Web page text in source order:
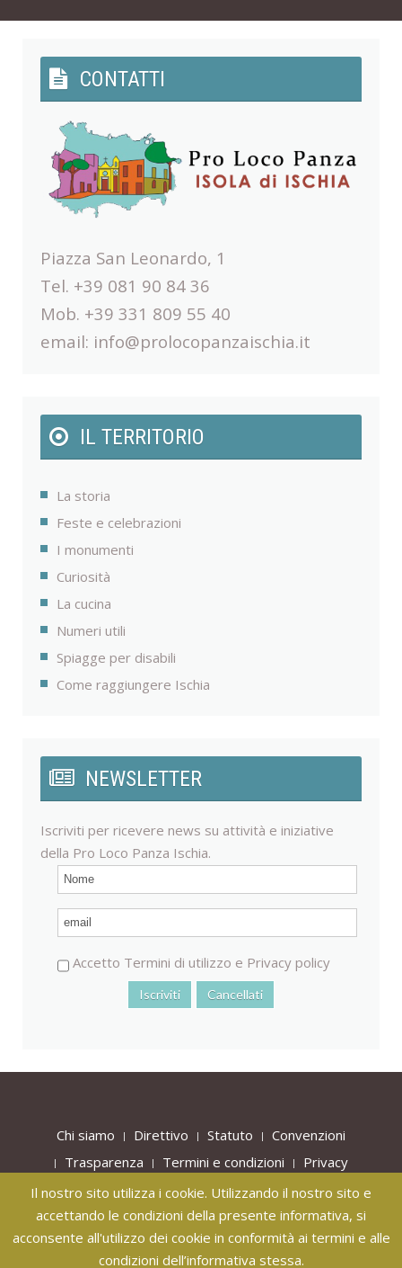
CONTATTI
Piazza San Leonardo, 1
Tel. +39 081 90 84 36
Mob. +39 331 809 55 40
email: info@prolocopanzaischia.it
IL TERRITORIO
La storia
Feste e celebrazioni
I monumenti
Curiosità
La cucina
Numeri utili
Spiagge per disabili
Come raggiungere Ischia
NEWSLETTER
Iscriviti per ricevere news su attività e iniziative
della Pro Loco Panza Ischia.
Accetto Termini di utilizzo e Privacy policy
Chi siamo Direttivo Statuto
Convenzioni
Trasparenza
Termini e condizioni
Privacy
Contatti
Mappa del sito Login
Copyright © 2017 - 2026 Pro Loco Panza Ischia | Piazza
San Leonardo, 1 – 80075Forio (NA) | email:
Il nostro sito utilizza i cookie. Utilizzando il nostro sito e
accettando le condizioni della presente informativa, si
acconsente all'utilizzo dei cookie in conformità ai termini e alle
condizioni dell’informativa stessa.